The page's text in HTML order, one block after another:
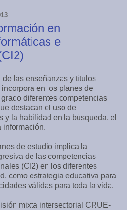
en
e
de las enseñanzas y títulos
en los planes de
diferentes competencias
destacan el uso de
y la habilidad en la búsqueda, el
información.
de estudio implica la
de las competencias
(CI2) en los diferentes
como estrategia educativa para
válidas para toda la vida.
mixta intersectorial CRUE-